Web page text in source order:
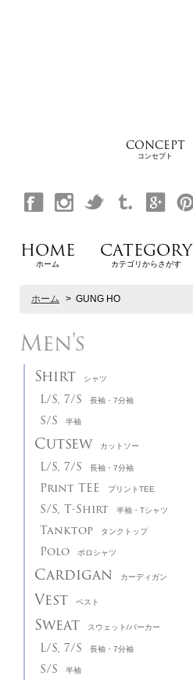
CONCEPT
コンセプト
HOME
ホーム
CATEGORY
カテゴリからさがす
ホーム > GUNG HO
Men's
Shirt シャツ
L/S, 7/S 長袖・7分袖
S/S 半袖
Cutsew カットソー
L/S, 7/S 長袖・7分袖
Print TEE プリントTEE
S/S, T-Shirt 半袖・Tシャツ
Tanktop タンクトップ
Polo ポロシャツ
Cardigan カーディガン
Vest ベスト
Sweat スウェット/パーカー
L/S, 7/S 長袖・7分袖
S/S 半袖